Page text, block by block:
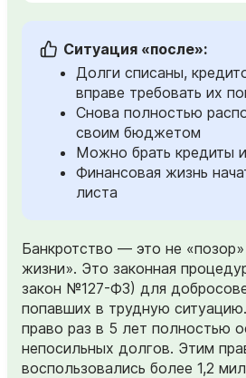
Ситуация «после»:
Долги списаны,
вправе требовать их
Снова полностью
своим бюджетом
Можно брать кредиты
Финансовая жизнь
листа
Банкротство — это не
жизни». Это законная
закон №127-ФЗ) для
попавших в трудную
право раз в 5 лет полностью
непосильных долгов. Этим
воспользовались более 1,2